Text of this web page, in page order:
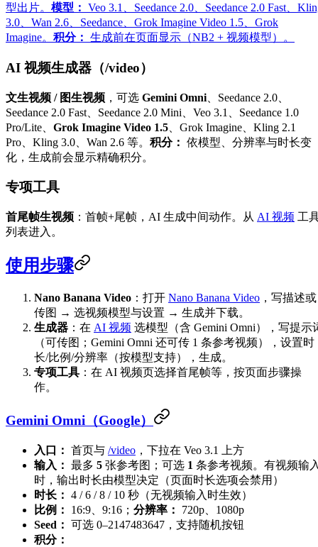
型出片。 模型： Veo 3.1、Seedance 2.0、Seedance 2.0 Fast、
3.0、Wan 2.6、Seedance、Grok Imagine Video 1.5、Grok
Imagine。 积分： 生成前在页面显示（NB2 + 视频模型）。
AI 视频生成器（/video）
文生视频 / 图生视频 ，可选 Gemini Omni 、Seedance 2.0、
Seedance 2.0 Fast、Seedance 2.0 Mini、Veo 3.1、Seedance 1.0
Pro/Lite、 Grok Imagine Video 1.5 、Grok Imagine、Kling 2.1
Pro、Kling 3.0、Wan 2.6 等。 积分： 依模型、分辨率与时长变
化，生成前会显示精确积分。
专项工具
首尾帧生视频 ：首帧+尾帧，AI 生成中间动作。从 AI 视频 工
列表进入。
使用步骤
Nano Banana Video ：打开 Nano Banana Video ，写描述或
传图 → 选视频模型与设置 → 生成并下载。
生成器 ：在 AI 视频 选模型（含 Gemini Omni），写提示
（可传图；Gemini Omni 还可传 1 条参考视频），设置时
长/比例/分辨率（按模型支持），生成。
专项工具 ：在 AI 视频页选择首尾帧等，按页面步骤操
作。
Gemini Omni（Google）
入口： 首页与 /video ，下拉在 Veo 3.1 上方
输入： 最多 5 张参考图；可选 1 条参考视频。有视频输
时，输出时长由模型决定（页面时长选项会禁用）
时长： 4 / 6 / 8 / 10 秒（无视频输入时生效）
比例：
16:9、9:16； 分辨率：
720p、1080p
Seed： 可选 0–2147483647，支持随机按钮
积分：